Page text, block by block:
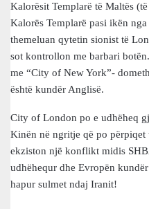
Kalorësit Templarë të Maltës
Kalorës Templarë pasi ikën
themeluan qytetin sionist të
sot kontrollon me barbari
me “City of New York”-
është kundër Anglisë.
City of London po e udhëheq
Kinën në ngritje që po përpiqet
ekziston një konflikt midis
udhëhequr dhe Evropën
hapur sulmet ndaj Iranit!